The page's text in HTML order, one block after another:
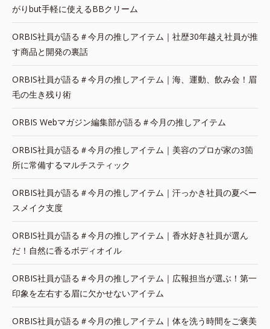
がりbut手軽に使えるBBクリーム
ORBIS社員が語る＃今月の推しアイテム｜社歴30年越え社員が推
す商品と開発の裏話
ORBIS社員が語る＃今月の推しアイテム｜海、運動、飲み会！眉
毛の生き残り術
ORBIS Webマガジン編集部が語る＃今月の推しアイテム
ORBIS社員が語る＃今月の推しアイテム｜美容のプロが家の3箇
所に常備するマルチスティック
ORBIS社員が語る＃今月の推しアイテム｜汗っかき社員の夏ベー
スメイク支度
ORBIS社員が語る＃今月の推しアイテム｜香水好き社員が選ん
だ！自然に香るボディオイル
ORBIS社員が語る＃今月の推しアイテム｜広報担当が選ぶ！第一
印象を左右する眉に欠かせないアイテム
ORBIS社員が語る＃今月の推しアイテム｜体を洗う時間をご褒美